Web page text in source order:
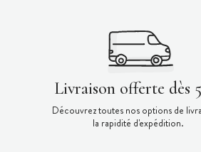
Livraison offerte dès
Découvrez toutes nos options de
la rapidité d'expédition.